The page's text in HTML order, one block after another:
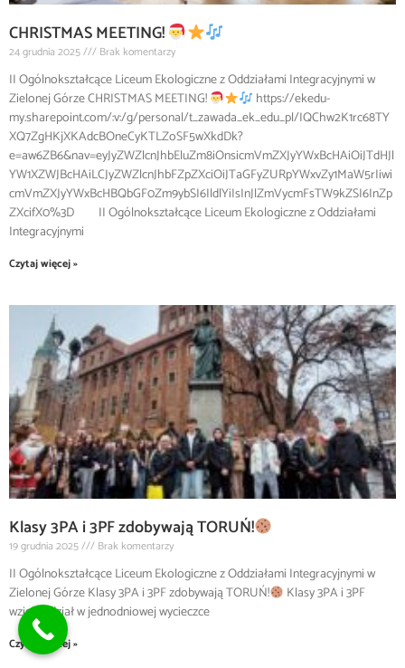
CHRISTMAS MEETING!
24 grudnia 2025 Brak komentarzy
II Ogólnokształcące Liceum Ekologiczne z Oddziałami Integracyjnymi w
Zielonej Górze CHRISTMAS MEETING!
https://ekedu-
my.sharepoint.com/:v:/g/personal/t_zawada_ek_edu_pl/IQChw2K1rc68TY
XQ7ZgHKjXKAdcBOneCyKTLZoSF5wXkdDk?
e=aw6ZB6&nav=eyJyZWZlcnJhbEluZm8iOnsicmVmZXJyYWxBcHAiOiJTdHJl
YW1XZWJBcHAiLCJyZWZlcnJhbFZpZXciOiJTaGFyZURpYWxvZy1MaW5rIiwi
cmVmZXJyYWxBcHBQbGF0Zm9ybSI6IldlYiIsInJlZmVycmFsTW9kZSI6InZp
ZXcifX0%3D II Ogólnokształcące Liceum Ekologiczne z Oddziałami
Integracyjnymi
Czytaj więcej »
Klasy 3PA i 3PF zdobywają TORUŃ!
19 grudnia 2025 Brak komentarzy
II Ogólnokształcące Liceum Ekologiczne z Oddziałami Integracyjnymi w
Zielonej Górze Klasy 3PA i 3PF zdobywają TORUŃ!
Klasy 3PA i 3PF
wzięły udział w jednodniowej wycieczce
Czytaj więcej »